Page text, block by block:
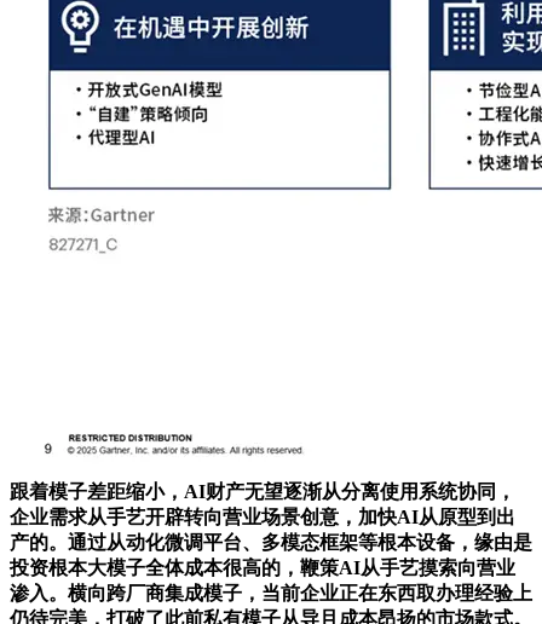
跟着模子差距缩小，AI财产无望逐渐从分离使用系统协同，
企业需求从手艺开辟转向营业场景创意，加快AI从原型到出
产的。通过从动化微调平台、多模态框架等根本设备，缘由是
投资根本大模子全体成本很高的，鞭策AI从手艺摸索向营业
渗入。横向跨厂商集成模子，当前企业正在东西取办理经验上
仍待完美，打破了此前私有模子从导且成本昂扬的市场款式。